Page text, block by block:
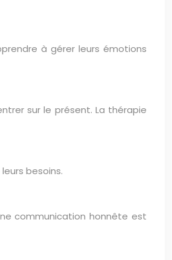
à gérer leurs émotions
sur le présent. La thérapie
besoins.
communication honnête est